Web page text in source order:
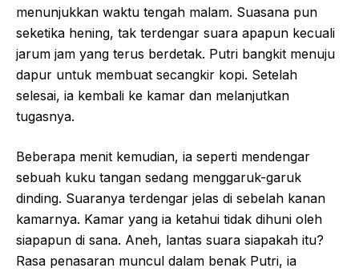
menunjukkan waktu tengah malam. Suasana pun
seketika hening, tak terdengar suara apapun kecuali
jarum jam yang terus berdetak. Putri bangkit menuju
dapur untuk membuat secangkir kopi. Setelah
selesai, ia kembali ke kamar dan melanjutkan
tugasnya.
Beberapa menit kemudian, ia seperti mendengar
sebuah kuku tangan sedang menggaruk-garuk
dinding. Suaranya terdengar jelas di sebelah kanan
kamarnya. Kamar yang ia ketahui tidak dihuni oleh
siapapun di sana. Aneh, lantas suara siapakah itu?
Rasa penasaran muncul dalam benak Putri, ia